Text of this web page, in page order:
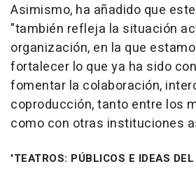
Asimismo, ha añadido que
"también refleja la situación
organización, en la que
fortalecer lo que ya ha sido
fomentar la colaboración,
coproducción, tanto entre los
como con otras instituciones
'TEATROS: PÚBLICOS E IDEAS